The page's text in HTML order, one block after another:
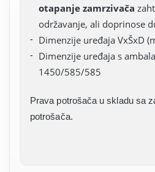
otapanje zamrzivača
održavanje, ali doprinose
Dimenzije uređaja VxŠxD
Dimenzije uređaja s
1450/585/585
Prava potrošača u skladu sa
potrošača.